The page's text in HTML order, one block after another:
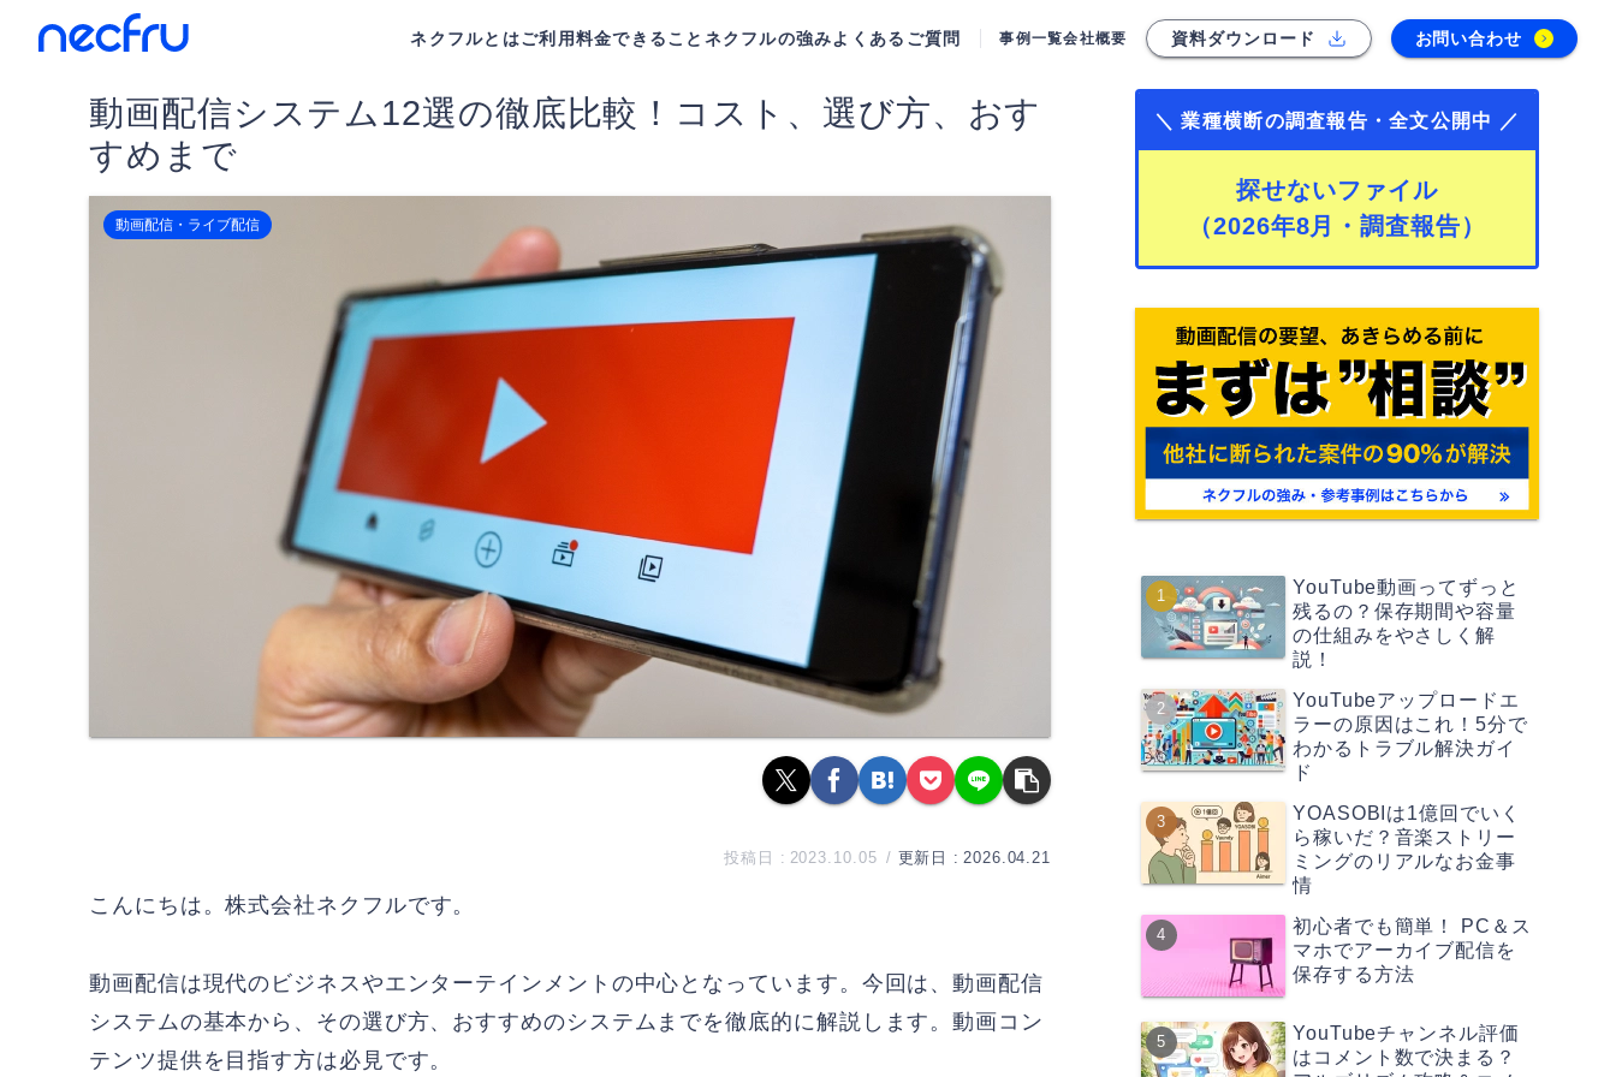
ネクフルとはご利用料金できること ネクフルの強みよくあるご質問 事例一覧会社概要 資料ダウンロード お問い合わせ
動画配信システム12選の徹底比較！コスト、選び方、おす
すめまで
動画配信・ライブ配信
2023.10.05 2026.04.21
こんにちは。株式会社ネクフルです。
動画配信は現代のビジネスやエンターテインメントの中心となっています。今回は、動画配信
システムの基本から、その選び方、おすすめのシステムまでを徹底的に解説します。動画コン
テンツ提供を目指す方は必見です。
＼ 業種横断の調査報告・全文公開中 ／
探せないファイル
（2026年8月・調査報告）
YouTube動画ってずっと
残るの？保存期間や容量
の仕組みをやさしく解
説！
YouTubeアップロードエ
ラーの原因はこれ！5分で
わかるトラブル解決ガイ
ド
YOASOBIは1億回でいく
ら稼いだ？音楽ストリー
ミングのリアルなお金事
情
初心者でも簡単！ PC＆ス
マホでアーカイブ配信を
保存する方法
YouTubeチャンネル評価
はコメント数で決まる？